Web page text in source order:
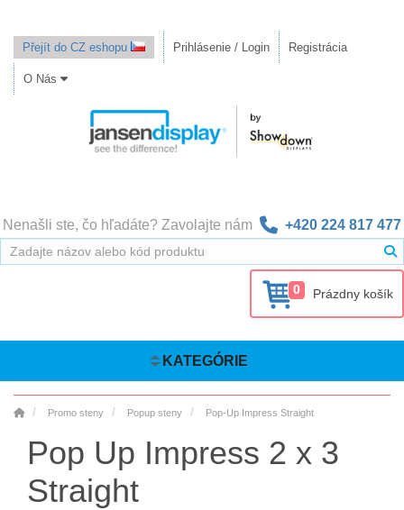
Přejít do CZ eshopu Prihlásenie / Login Registrácia
O Nás
Nenašli ste, čo hľadáte? Zavolajte nám +420 224 817 477
0 Prázdny košík
KATEGÓRIE
Promo steny Popup steny Pop-Up Impress Straight
Pop Up Impress 2 x 3
Straight